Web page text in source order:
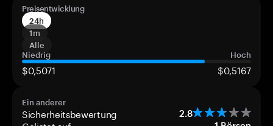
Preisentwicklung
24h
1m
Alle
Niedrig
Hoch
$0,5071 $0,5167
Ein anderer
Sicherheitsbewertung 2.8